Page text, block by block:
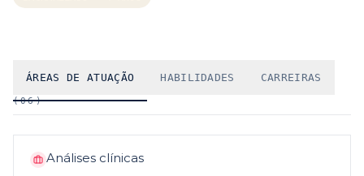
ÁREAS DE ATUAÇÃO HABILIDADES CARREIRAS
(06)
Análises clínicas